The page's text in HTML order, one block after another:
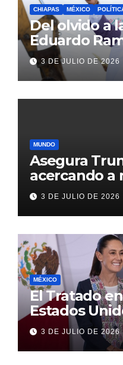
CHIAPAS MÉXICO
Del olvido a
Eduardo
con
3 DE JULIO DE 2026
MUNDO
Asegura
acercando a
3 DE JULIO DE 2026
MÉXICO
El Tratado
Estados
MEC) se
2036:
Sheinbaum
3 DE JULIO DE 2026